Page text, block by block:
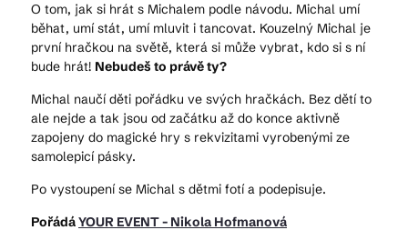
Kam vyrazit
CS EN DE
© 2026 Brána Jihlavy
O tom, jak si hrát s Michalem podle návodu. Michal umí
běhat, umí stát, umí mluvit i tancovat. Kouzelný Michal je
první hračkou na světě, která si může vybrat, kdo si s ní
bude hrát! Nebudeš to právě ty?
Michal naučí děti pořádku ve svých hračkách. Bez dětí to
ale nejde a tak jsou od začátku až do konce aktivně
zapojeny do magické hry s rekvizitami vyrobenými ze
samolepicí pásky.
Po vystoupení se Michal s dětmi fotí a podepisuje.
PořádáYOUR EVENT - Nikola Hofmanová